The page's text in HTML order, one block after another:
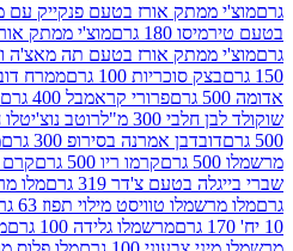
אורז בטעם פנקייק עם מייפל 180 גרם
גרם
אורז בטעם תה מאצ'ה וחלב 180 גרם
סוכריות 100 גרם
ממרח דובאי פטל חלבי 500
פרורי קראמבל 400 גרם
רוטב פירות יער
300 מ"ל
רוטב נוצ'יטלו חלבי 300 מ"ל
אמרנה בסירופ 300 גרם
מילוי קינמון 500 גרם
קרמו ריו 500 גרם
קרם פטל למילוי
צ'דר 319 גרם
טוויסט מילוי תפוז 63 גרם
לקקן
מרשמלו גלידה 100 גרם
מרשמלו גלידה 25